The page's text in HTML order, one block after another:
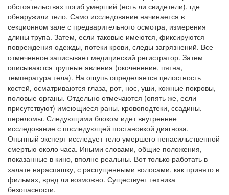
обстоятельствах погиб умерший (есть ли свидетели), где
обнаружили тело. Само исследование начинается в
секционном зале с предварительного осмотра, измерения
длины трупа. Затем, если таковые имеются, фиксируются
повреждения одежды, потеки крови, следы загрязнений. Все
отмеченное записывает медицинский регистратор. Затем
описываются трупные явления (окоченение, пятна,
температура тела). На ощупь определяется целостность
костей, осматриваются глаза, рот, нос, уши, кожные покровы,
половые органы. Отдельно отмечаются (опять же, если
присутствуют) имеющиеся раны, кровоподтеки, ссадины,
переломы. Следующими блоком идет внутреннее
исследование с последующей постановкой диагноза.
Опытный эксперт исследует тело умершего ненасильственной
смертью около часа. Иными словами, общие положения,
показанные в кино, вполне реальны. Вот только работать в
халате нараспашку, с распущенными волосами, как принято в
фильмах, вряд ли возможно. Существует техника
безопасности.